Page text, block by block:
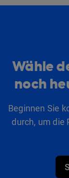
Wähle
noch
Beginnen Sie
durch, um die